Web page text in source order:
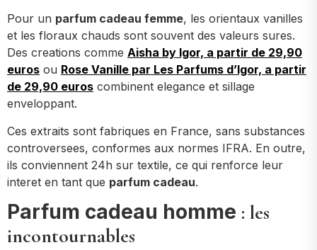
Pour un parfum cadeau femme, les orientaux vanilles
et les floraux chauds sont souvent des valeurs sures.
Des creations comme Aisha by Igor, a partir de 29,90
euros ou Rose Vanille par Les Parfums d’Igor, a partir
de 29,90 euros combinent elegance et sillage
enveloppant.
Ces extraits sont fabriques en France, sans substances
controversees, conformes aux normes IFRA. En outre,
ils conviennent 24h sur textile, ce qui renforce leur
interet en tant que parfum cadeau.
Parfum cadeau homme : les
incontournables